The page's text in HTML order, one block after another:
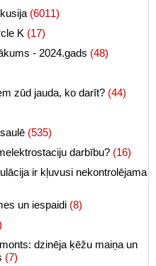
(6011)
K (17)
- 2024.gads (48)
zūd jauda, ko darīt? (44)
(535)
darbību? (16)
ir kļuvusi nekontrolējama
un iespaidi (8)
dzinēja ķēžu maiņa un
(7)